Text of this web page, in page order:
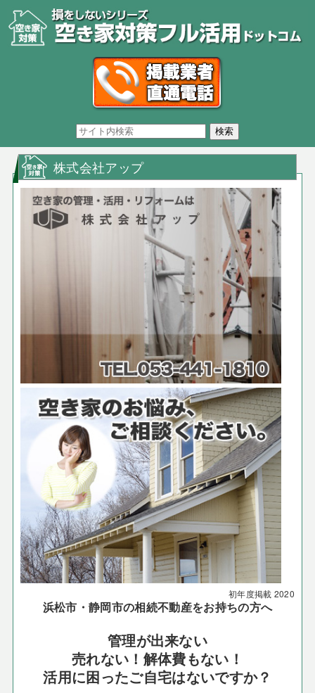
株式会社アップ
初年度掲載 2020
浜松市・静岡市の相続不動産をお持ちの方へ
管理が出来ない
売れない！解体費もない！
活用に困ったご自宅はないですか？